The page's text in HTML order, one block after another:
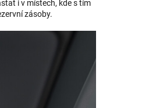
i v místech, kde s tím
zásoby.